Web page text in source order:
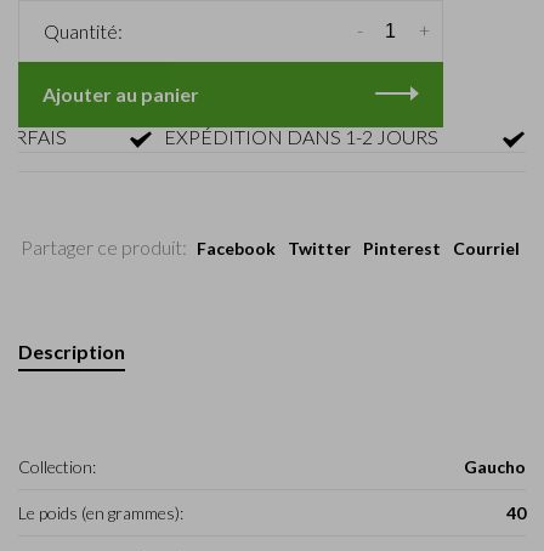
Quantité: +
-
Ajouter au panier
EXPÉDITION DANS 1-2 JOURS
Partager ce produit: Facebook Twitter Pinterest Courriel
Description
Collection: Gaucho
Le poids (en grammes): 40